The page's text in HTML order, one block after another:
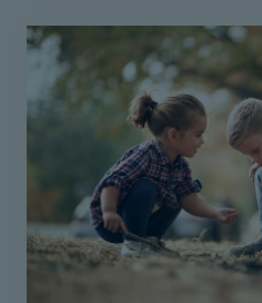
Perheemme
kuntoutusjakso
Kempeleessä
tarjosi
vertaistukea
mukavaa
yhteistä